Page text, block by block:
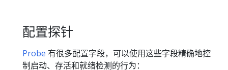
配置探针
Probe 有很多配置字段，可以使用这些字段精确地控
制启动、存活和就绪检测的行为：